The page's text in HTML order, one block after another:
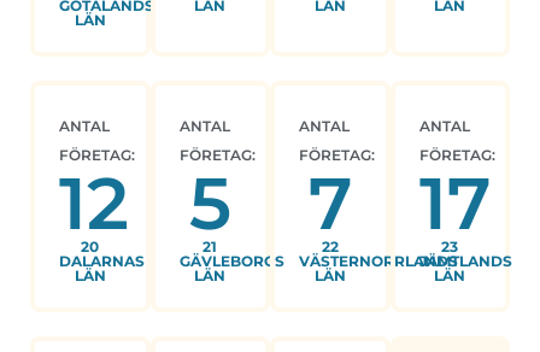
GÖTALANDS
LÄN
LÄN
LÄN
LÄN
ANTAL
FÖRETAG:
12
20
DALARNAS
LÄN
ANTAL
FÖRETAG:
5
21
GÄVLEBORGS
LÄN
ANTAL
FÖRETAG:
7
22
VÄSTERNORRLANDS
LÄN
ANTAL
FÖRETAG:
17
23
JÄMTLANDS
LÄN